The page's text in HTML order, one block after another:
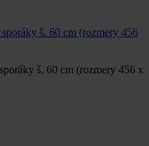
š. 60 cm (rozmery 456
š. 60 cm (rozmery 456 x